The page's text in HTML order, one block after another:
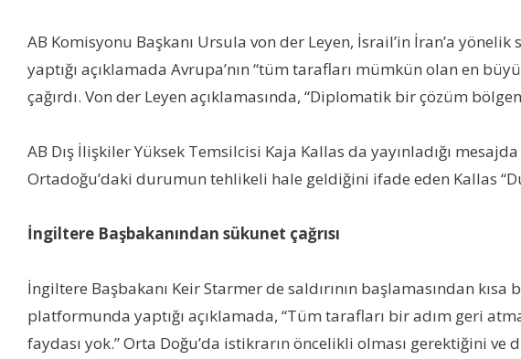
AB Komisyonu Başkanı Ursula von der Leyen, İsrail’in İran’a
yaptığı açıklamada Avrupa’nın “tüm tarafları mümkün olan en
çağırdı. Von der Leyen açıklamasında, “Diplomatik bir çözüm
AB Dış İlişkiler Yüksek Temsilcisi Kaja Kallas da yayınladığı
Ortadoğu’daki durumun tehlikeli hale geldiğini ifade eden Kallas
İngiltere Başbakanından sükunet çağrısı
İngiltere Başbakanı Keir Starmer de saldırının başlamasından
platformunda yaptığı açıklamada, “Tüm tarafları bir adım geri
faydası yok.” Orta Doğu’da istikrarın öncelikli olması gerektiğini